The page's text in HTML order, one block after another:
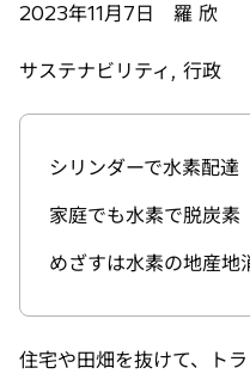
2023年11月7日 羅 欣
サステナビリティ, 行政
シリンダーで水素配達
家庭でも水素で脱炭素
めざすは水素の地産地
住宅や田畑を抜けて、ト